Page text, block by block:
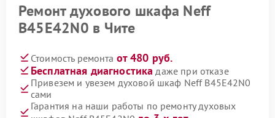
Ремонт духового шкафа Neff
B45E42N0 в Чите
Стоимость ремонта от 480 руб.
Бесплатная диагностика даже при отказе
Привезем и увезем духовой шкаф Neff B45E42N0
сами
Гарантия на наши работы по ремонту духовых